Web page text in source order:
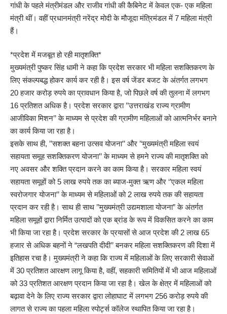
गांधी के पहले मंत्रीमंडल और राजीव गांधी की कैबिनेट में केवल एक- एक महिला
मंत्री थीं। वहीं प्रधानमंत्री नरेंद्र मोदी के मौजूदा मंत्रिमंडल में 7 महिला मंत्री
हैं।
*प्रदेश में मजबूत हो रही मातृशक्ति*
मुख्यमंत्री पुष्कर सिंह धामी ने कहा कि प्रदेश सरकार भी महिला सशक्तिकरण के
लिए संकल्पबद्ध होकर कार्य कर रही है। इस वर्ष जेंडर बजट के अंतर्गत लगभग
20 हजार करोड़ रुपये का प्रावधान किया है, जो पिछले वर्ष की तुलना में लगभग
16 प्रतिशत अधिक है। प्रदेश सरकार द्वारा ’’उत्तराखंड राज्य ग्रामीण
आजीविका मिशन’’ के माध्यम से प्रदेश की ग्रामीण महिलाओं को आत्मनिर्भर बनाने
का कार्य किया जा रहा है।
इसके साथ ही, ’’सशक्त बहना उत्सव योजना’’ और ’‘मुख्यमंत्री महिला स्वयं
सहायता समूह सशक्तिकरण योजना’’ के माध्यम से हमने राज्य की मातृशक्ति को
नए अवसर और शक्ति प्रदान करने का काम किया है। सरकार महिला स्वयं
सहायता समूहों को 5 लाख रुपये तक का ब्याज-मुक्त ऋण और ‘’एकल महिला
स्वरोजगार योजना’’ के माध्यम से महिलाओं को 2 लाख रुपये तक की सहायता
प्रदान कर रही है। साथ ही साथ ’’मुख्यमंत्री उद्यमशाला योजना” के अंतर्गत
महिला समूहों द्वारा निर्मित उत्पादों को एक ब्रांड के रूप में विकसित करने का काम
भी किया जा रहा है। प्रदेश सरकार के प्रयासों से आज प्रदेश की 2 लाख 65
हजार से अधिक बहनों ने “लखपति दीदी’’ बनकर महिला सशक्तिकरण की दिशा में
इतिहास रचा है। मुख्यमंत्री ने कहा कि राज्य में महिलाओं के लिए सरकारी सेवाओं
में 30 प्रतिशत आरक्षण लागू किया है, वहीं, सहकारी समितियों में भी आज महिलाओं
को 33 प्रतिशत आरक्षण प्रदान किया जा रहा है। खेल के क्षेत्र में महिलाओं को
बढ़ावा देने के लिए राज्य सरकार द्वारा लोहाघाट में लगभग 256 करोड़ रुपये की
लागत से राज्य का पहला महिला स्पोर्ट्स कॉलेज स्थापित किया जा रहा है।